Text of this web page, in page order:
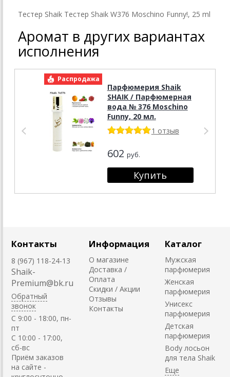
Тестер Shaik Тестер Shaik W376 Moschino Funny!, 25 ml
Аромат в других вариантах
исполнения
Распродажа
Парфюмерия Shaik
SHAIK / Парфюмерная
вода № 376 Moschino
Funny, 20 мл.
1 отзыв
602 руб.
Контакты
8 (967) 118-24-13
Shaik-
Premium@bk.ru
Обратный
звонок
C 9:00 - 18:00, пн-
пт
С 10:00 - 17:00,
сб-вс
Приём заказов
на сайте -
Информация
О магазине
Доставка /
Оплата
Скидки / Акции
Отзывы
Контакты
Каталог
Мужская
парфюмерия
Женская
парфюмерия
Унисекс
парфюмерия
Детская
парфюмерия
Body лосьон
для тела Shaik